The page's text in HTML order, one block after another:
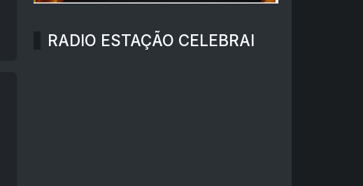
RADIO ESTAÇÃO CELEBRAI